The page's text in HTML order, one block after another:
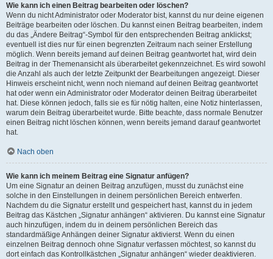
Wie kann ich einen Beitrag bearbeiten oder löschen?
Wenn du nicht Administrator oder Moderator bist, kannst du nur deine eigenen
Beiträge bearbeiten oder löschen. Du kannst einen Beitrag bearbeiten, indem
du das „Ändere Beitrag“-Symbol für den entsprechenden Beitrag anklickst;
eventuell ist dies nur für einen begrenzten Zeitraum nach seiner Erstellung
möglich. Wenn bereits jemand auf deinen Beitrag geantwortet hat, wird dein
Beitrag in der Themenansicht als überarbeitet gekennzeichnet. Es wird sowohl
die Anzahl als auch der letzte Zeitpunkt der Bearbeitungen angezeigt. Dieser
Hinweis erscheint nicht, wenn noch niemand auf deinen Beitrag geantwortet
hat oder wenn ein Administrator oder Moderator deinen Beitrag überarbeitet
hat. Diese können jedoch, falls sie es für nötig halten, eine Notiz hinterlassen,
warum dein Beitrag überarbeitet wurde. Bitte beachte, dass normale Benutzer
einen Beitrag nicht löschen können, wenn bereits jemand darauf geantwortet
hat.
Nach oben
Wie kann ich meinem Beitrag eine Signatur anfügen?
Um eine Signatur an deinen Beitrag anzufügen, musst du zunächst eine
solche in den Einstellungen in deinem persönlichen Bereich entwerfen.
Nachdem du die Signatur erstellt und gespeichert hast, kannst du in jedem
Beitrag das Kästchen „Signatur anhängen“ aktivieren. Du kannst eine Signatur
auch hinzufügen, indem du in deinem persönlichen Bereich das
standardmäßige Anhängen deiner Signatur aktivierst. Wenn du einen
einzelnen Beitrag dennoch ohne Signatur verfassen möchtest, so kannst du
dort einfach das Kontrollkästchen „Signatur anhängen“ wieder deaktivieren.